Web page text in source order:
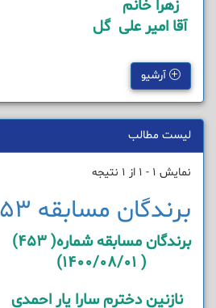
زهرا خانم
آقا امیر علی گل
آرشیو
لیست مطالب
نمایش 1 - 1 از 1 نتیجه
برندگان مسابقه 453
برندگان مسابقه شماره( 453)
( 1400/08/01)
نازنین دخترم سارا یار احمدی